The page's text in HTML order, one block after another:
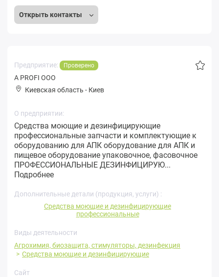
Открыть контакты
Предприятие: Проверено
A PROFI ООО
Киевская область - Киев
О предприятии:
Средства моющие и дезинфицирующие
профессиональные запчасти и комплектующие к
оборудованию для АПК оборудование для АПК и
пищевое оборудование упаковочное, фасовочное
ПРОФЕССИОНАЛЬНЫЕ ДЕЗИНФИЦИРУЮ...
Подробнее
Дополнительные детали (продукция, услуги) :
Средства моющие и дезинфицирующие
профессиональные
Виды деятельности
Агрохимия, биозащита, стимуляторы, дезинфекция
Средства моющие и дезинфицирующие
Сайт